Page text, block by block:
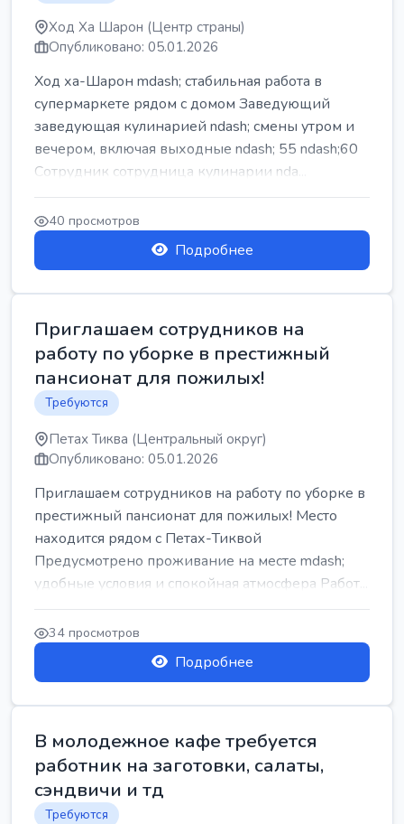
Ход Ха Шарон (Центр страны)
Опубликовано: 05.01.2026
Ход ха-Шарон mdash; стабильная работа в
супермаркете рядом с домом Заведующий
заведующая кулинарией ndash; смены утром и
вечером, включая выходные ndash; 55 ndash;60
Сотрудник сотрудница кулинарии nda...
40 просмотров
Подробнее
Приглашаем сотрудников на
работу по уборке в престижный
пансионат для пожилых!
Требуются
Петах Тиква (Центральный округ)
Опубликовано: 05.01.2026
Приглашаем сотрудников на работу по уборке в
престижный пансионат для пожилых! Место
находится рядом с Петах-Тиквой
Предусмотрено проживание на месте mdash;
удобные условия и спокойная атмосфера Работ...
34 просмотров
Подробнее
В молодежное кафе требуется
работник на заготовки, салаты,
сэндвичи и тд
Требуются